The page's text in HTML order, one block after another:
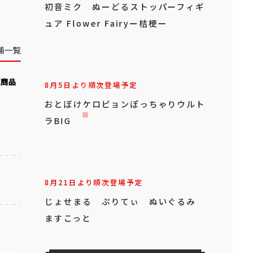
一覧
品
初音ミク ぬーどるストッパーフィギ
ュア Flower Fairyー桔梗ー
8月5日より順次登場予定
おとぼけケロピョンぽっちゃりウルト
ラBIG
8月21日より順次登場予定
じょせまる ぷりてぃ ぬいぐるみ
ますこっと